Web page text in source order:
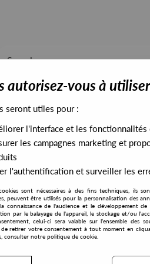
STOCK EXCLUSIVES
15
autorisez-vous à
seront utiles pour :
l'interface et les fonctionnalités
les campagnes marketing et
l'authentification et surveiller les
sont nécessaires à des fins techniques, ils
peuvent être utilisés pour la personnalisation des
connaissance de l'audience et le développement
par le balayage de l'appareil, le stockage et/ou
celui-ci sera valable sur l’ensemble des
de retirer votre consentement à tout moment en
consulter notre politique de cookie.